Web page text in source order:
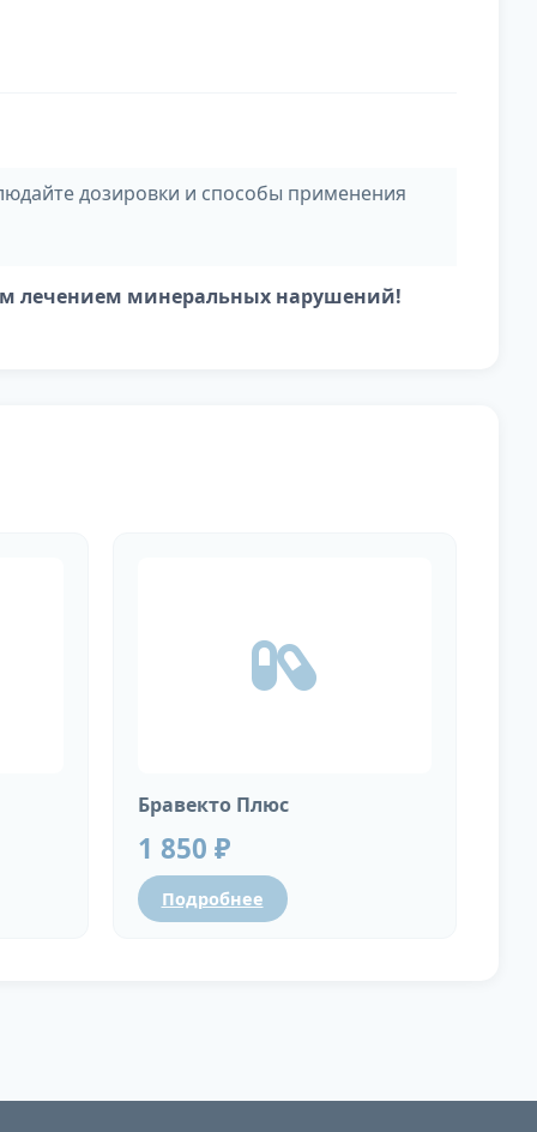
дозировки и способы применения
лечением минеральных нарушений!
Бравекто Плюс
1 850 ₽
Подробнее